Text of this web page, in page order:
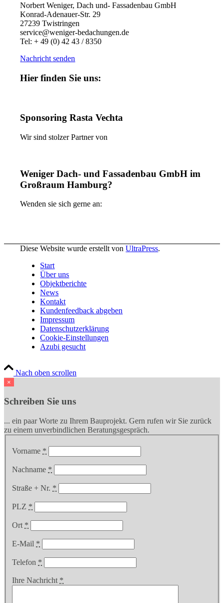
Norbert Weniger, Dach und- Fassadenbau GmbH
Konrad-Adenauer-Str. 29
27239 Twistringen
service@weniger-bedachungen.de
Tel: + 49 (0) 42 43 / 8350
Nachricht senden
Hier finden Sie uns:
Sponsoring Rasta Vechta
Wir sind stolzer Partner von
Weniger Dach- und Fassadenbau GmbH im
Großraum Hamburg?
Wenden sie sich gerne an:
Diese Website wurde erstellt vonUltraPress.
Start
Über uns
Objektberichte
News
Kontakt
Kundenfeedback abgeben
Impressum
Datenschutzerklärung
Cookie-Einstellungen
Azubi gesucht
Nach oben scrollen
×
Schreiben Sie uns
... ein paar Worte zu Ihrem Bauprojekt. Gern rufen wir Sie zurück
zu einem unverbindlichen Beratungsgespräch.
Vorname *
Nachname *
Straße + Nr. *
PLZ *
Ort *
E-Mail *
Telefon *
Ihre Nachricht *